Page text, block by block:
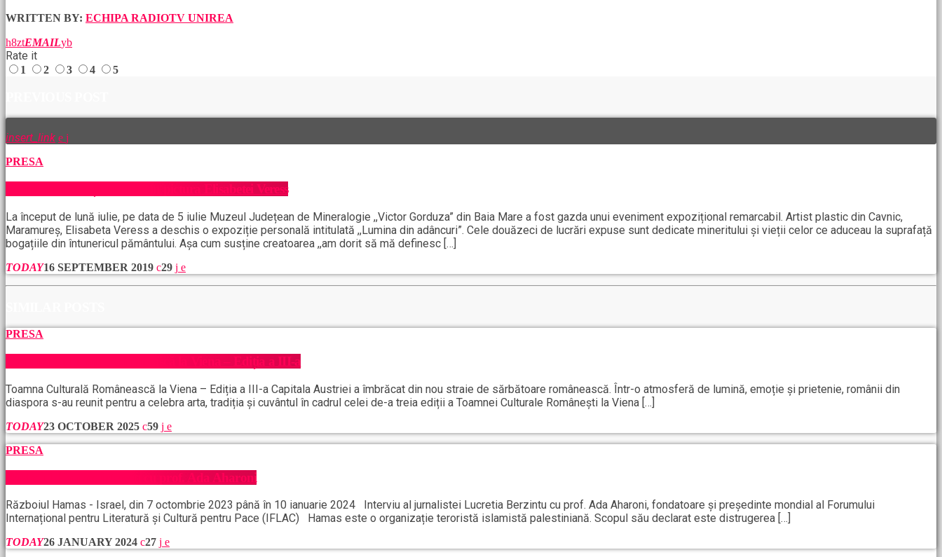
WRITTEN BY: ECHIPA RADIOTV UNIREA
EMAIL
Rate it
1 2 3 4 5
insert_link
PRESA
,,Aură de mister și lumină” în pictura Elisabetei Veress
La început de lună iulie, pe data de 5 iulie Muzeul Județean de Mineralogie ,,Victor Gorduza” din Baia Mare a fost gazda unui eveniment expozițional remarcabil. Artist plastic din Cavnic,
Maramureș, Elisabeta Veress a deschis o expoziție personală intitulată ,,Lumina din adâncuri”. Cele douăzeci de lucrări expuse sunt dedicate mineritului și vieții celor ce aduceau la suprafață
bogațiile din întunericul pământului. Așa cum susține creatoarea ,,am dorit să mă definesc […]
TODAY16 SEPTEMBER 2019 29
PRESA
Toamna Culturală Românească la Viena – Ediția a III-a
Toamna Culturală Românească la Viena – Ediția a III-a Capitala Austriei a îmbrăcat din nou straie de sărbătoare românească. Într-o atmosferă de lumină, emoție și prietenie, românii din
diaspora s-au reunit pentru a celebra arta, tradiția și cuvântul în cadrul celei de-a treia ediții a Toamnei Culturale Românești la Viena […]
TODAY23 OCTOBER 2025
59
PRESA
Războiul Hamas, interviu cu prof. Ada Aharoni
Războiul Hamas - Israel, din 7 octombrie 2023 până în 10 ianuarie 2024 Interviu al jurnalistei Lucretia Berzintu cu prof. Ada Aharoni, fondatoare și președinte mondial al Forumului
Internațional pentru Literatură și Cultură pentru Pace (IFLAC) Hamas este o organizație teroristă islamistă palestiniană. Scopul său declarat este distrugerea […]
TODAY26 JANUARY 2024 27